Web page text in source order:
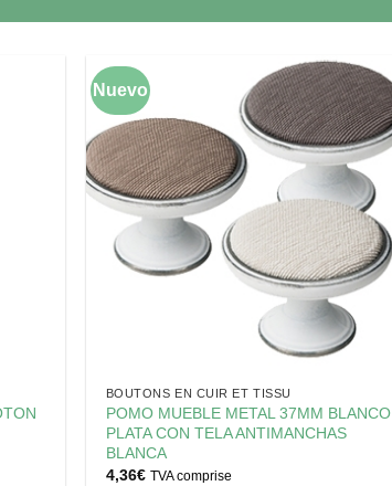
Nuevo
BOUTONS EN CUIR ET TISSU
POMO MUEBLE METAL 37MM BLANCO
PLATA CON TELA ANTIMANCHAS
BLANCA
4,36€ TVA comprise